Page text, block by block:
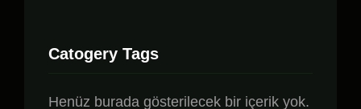
Catogery Tags
Henüz burada gösterilecek bir içerik yok.